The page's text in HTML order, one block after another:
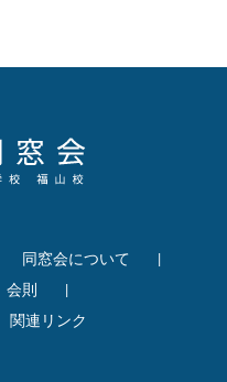
同窓会について
会則
関連リンク